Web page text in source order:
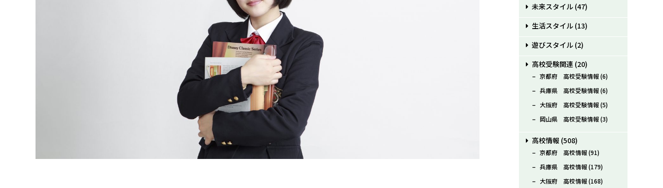
未来スタイル (47)
生活スタイル (13)
遊びスタイル (2)
高校受験関連 (20)
京都府 高校受験情報(6)
兵庫県 高校受験情報(6)
大阪府 高校受験情報(5)
岡山県 高校受験情報(3)
高校情報 (508)
京都府 高校情報(91)
兵庫県 高校情報(179)
大阪府 高校情報(168)